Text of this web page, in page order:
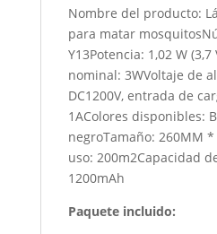
Nombre del producto:
para matar
Y13Potencia: 1,02 W (3,7
nominal: 3WVoltaje de
DC1200V, entrada de
1AColores disponibles:
negroTamaño: 260MM
uso: 200m2Capacidad
1200mAh
Paquete incluido: